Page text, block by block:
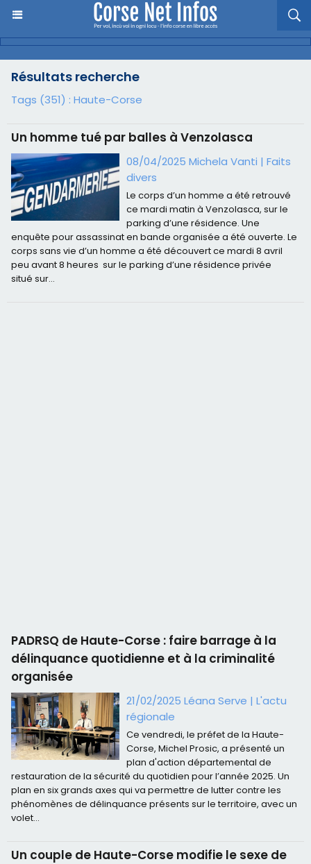
Résultats recherche
Tags (351) : Haute-Corse
Un homme tué par balles à Venzolasca
08/04/2025 Michela Vanti |Faits
divers
Le corps d’un homme a été retrouvé
ce mardi matin à Venzolasca, sur le
parking d’une résidence. Une
enquête pour assassinat en bande organisée a été ouverte. Le
corps sans vie d’un homme a été découvert ce mardi 8 avril
peu avant 8 heures sur le parking d’une résidence privée
situé sur...
PADRSQ de Haute-Corse : faire barrage à la
délinquance quotidienne et à la criminalité
organisée
21/02/2025 Léana Serve |L'actu
régionale
Ce vendredi, le préfet de la Haute-
Corse, Michel Prosic, a présenté un
plan d'action départemental de
restauration de la sécurité du quotidien pour l’année 2025. Un
plan en six grands axes qui va permettre de lutter contre les
phénomènes de délinquance présents sur le territoire, avec un
volet...
Un couple de Haute-Corse modifie le sexe de